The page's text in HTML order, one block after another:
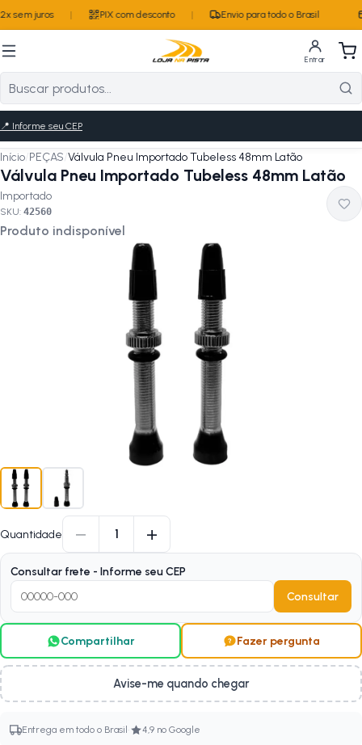
sem juros PIX com desconto Envio para todo o Brasil
Entrar
📍 Informe seu CEP
Início/PEÇAS/Válvula Pneu Importado Tubeless 48mm Latão
Válvula Pneu Importado Tubeless 48mm Latão
Importado
SKU: 42560
Produto indisponível
Quantidade − 1 +
Consultar frete - Informe seu CEP
Consultar
Compartilhar Fazer pergunta
Avise-me quando chegar
Entrega em todo o Brasil · 4,9 no Google